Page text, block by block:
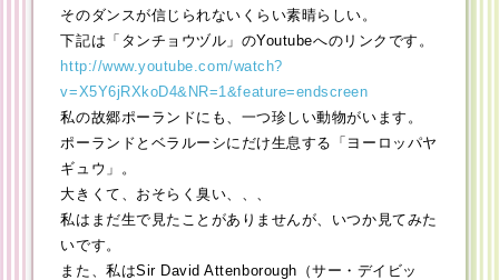
そのダンスが信じられないくらい素晴らしい。
下記は「タンチョウヅル」のYoutubeへのリンクです。
http://www.youtube.com/watch?
v=X5Y6jRXkoD4&NR=1&feature=endscreen
私の故郷ポーランドにも、一つ珍しい動物がいます。
ポーランドとベラルーシにだけ生息する「ヨーロッパヤ
ギュウ」。
大きくて、おそらく臭い、、、
私はまだ生で見たことがありませんが、いつか見てみた
いです。
また、私はSir David Attenborough（サー・デイビッ